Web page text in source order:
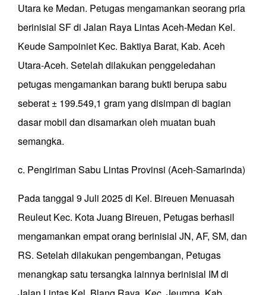
Utara ke Medan. Petugas mengamankan seorang pria
berinisial SF di Jalan Raya Lintas Aceh-Medan Kel.
Keude Sampoiniet Kec. Baktiya Barat, Kab. Aceh
Utara-Aceh. Setelah dilakukan penggeledahan
petugas mengamankan barang bukti berupa sabu
seberat ± 199.549,1 gram yang disimpan di bagian
dasar mobil dan disamarkan oleh muatan buah
semangka.
c. Pengiriman Sabu Lintas Provinsi (Aceh-Samarinda)
Pada tanggal 9 Juli 2025 di Kel. Bireuen Menuasah
Reuleut Kec. Kota Juang Bireuen, Petugas berhasil
mengamankan empat orang berinisial JN, AF, SM, dan
RS. Setelah dilakukan pengembangan, Petugas
menangkap satu tersangka lainnya berinisial IM di